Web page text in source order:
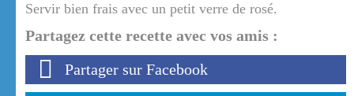
Servir bien frais avec un petit verre de rosé.
Partagez cette recette avec vos amis :
Partager sur Facebook